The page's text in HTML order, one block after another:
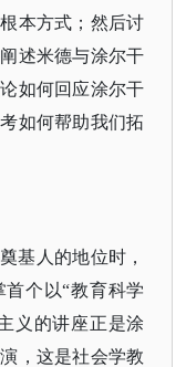
本方式；然后讨
述米德与涂尔干
如何回应涂尔干
如何帮助我们拓
基人的地位时，
首个以“教育科学
义的讲座正是涂
，这是社会学教